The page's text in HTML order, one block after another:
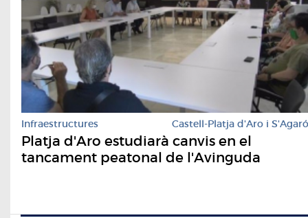
Infraestructures Castell-Platja d'Aro i S'Agaró
Platja d'Aro estudiarà canvis en el
tancament peatonal de l'Avinguda